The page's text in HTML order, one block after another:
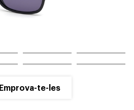
Emprova-te-les